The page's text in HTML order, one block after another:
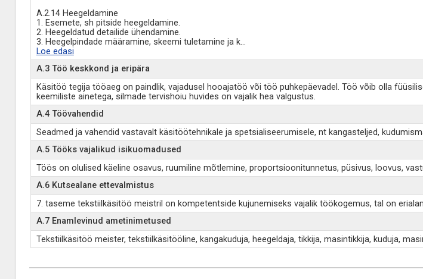
A.2.14 Heegeldamine
1. Esemete, sh pitside heegeldamine.
2. Heegeldatud detailide ühendamine.
3. Heegelpindade määramine, skeemi tuletamine ja k...
Loe edasi
A.3 Töö keskkond ja eripära
Käsitöö tegija tööaeg on paindlik, vajadusel hooajatöö või töö puhkepäevadel. Töö võib olla
keemiliste ainetega, silmade tervishoiu huvides on vajalik hea valgustus.
A.4 Töövahendid
Seadmed ja vahendid vastavalt käsitöötehnikale ja spetsialiseerumisele, nt kangasteljed,
A.5 Tööks vajalikud isikuomadused
Töös on olulised käeline osavus, ruumiline mõtlemine, proportsioonitunnetus, püsivus, loovus,
A.6 Kutsealane ettevalmistus
7. taseme tekstiilkäsitöö meistril on kompetentside kujunemiseks vajalik töökogemus, tal on
A.7 Enamlevinud ametinimetused
Tekstiilkäsitöö meister, tekstiilkäsitööline, kangakuduja, heegeldaja, tikkija, masintikkija, kuduja,